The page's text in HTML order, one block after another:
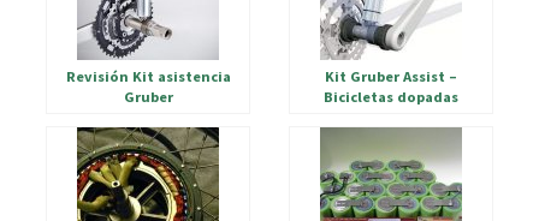
Revisión Kit asistencia
Gruber
Kit Gruber Assist –
Bicicletas dopadas